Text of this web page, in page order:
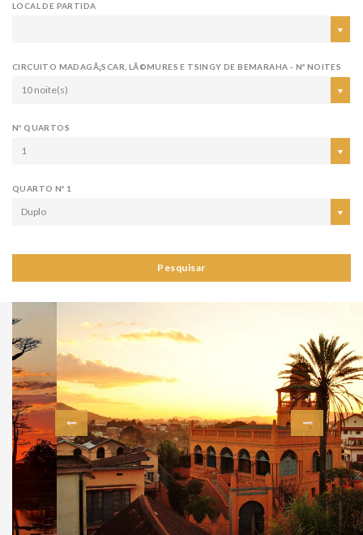
LOCAL DE PARTIDA
CIRCUITO MADAGÃ¡SCAR, LÃ©MURES E TSINGY DE BEMARAHA - Nº NOITES
10 noite(s)
Nº QUARTOS
1
QUARTO Nº 1
Duplo
Pesquisar